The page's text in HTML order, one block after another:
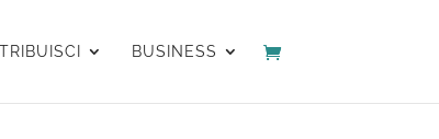
BUSINESS